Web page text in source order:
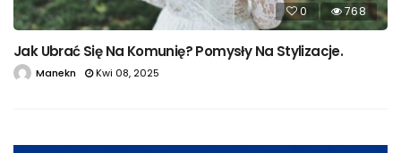
0 768
Jak Ubrać Się Na Komunię? Pomysły Na Stylizacje.
Manekn Kwi 08, 2025